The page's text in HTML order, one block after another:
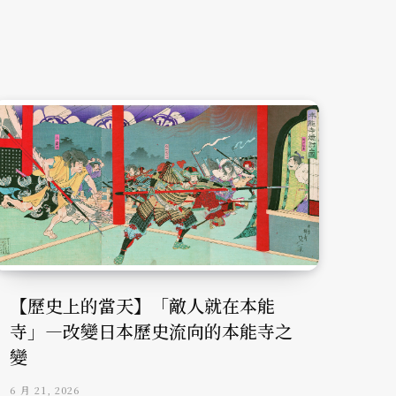
【歷史上的當天】「敵人就在本能
寺」—改變日本歷史流向的本能寺之
變
6 月 21, 2026